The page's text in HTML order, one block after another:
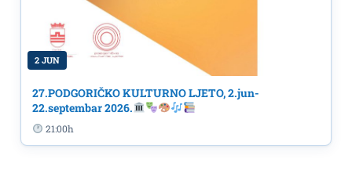
2 JUN
27.PODGORIČKO KULTURNO LJETO, 2.jun-
22.septembar 2026.
21:00h